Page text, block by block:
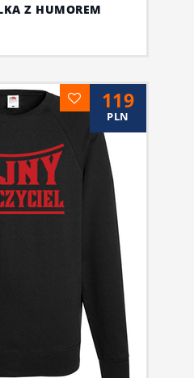
Z HUMOREM
119
PLN